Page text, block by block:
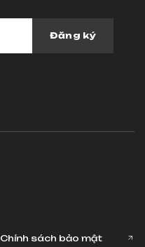
Đăng ký
Chính sách bảo mật